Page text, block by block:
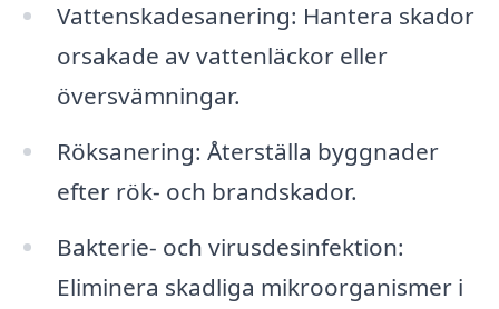
Vattenskadesanering: Hantera skador
orsakade av vattenläckor eller
översvämningar.
Röksanering: Återställa byggnader
efter rök- och brandskador.
Bakterie- och virusdesinfektion:
Eliminera skadliga mikroorganismer i